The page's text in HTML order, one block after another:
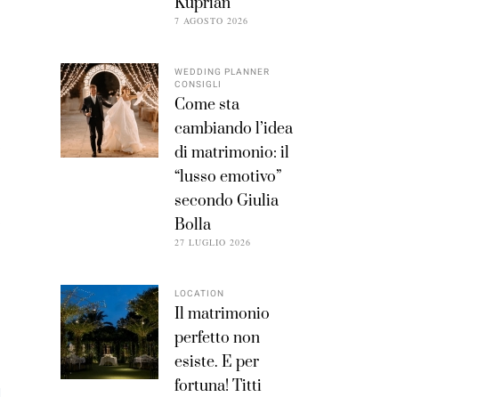
7 AGOSTO 2026
WEDDING PLANNER
CONSIGLI
Come sta
cambiando l’idea
di matrimonio: il
“lusso emotivo”
secondo Giulia
Bolla
27 LUGLIO 2026
LOCATION
Il matrimonio
perfetto non
esiste. E per
fortuna! Titti